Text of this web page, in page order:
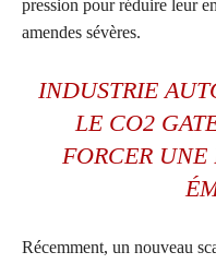
pression pour réduire leur
amendes sévères.
INDUSTRIE
LE CO2
FORCER UNE
Récemment, un nouveau